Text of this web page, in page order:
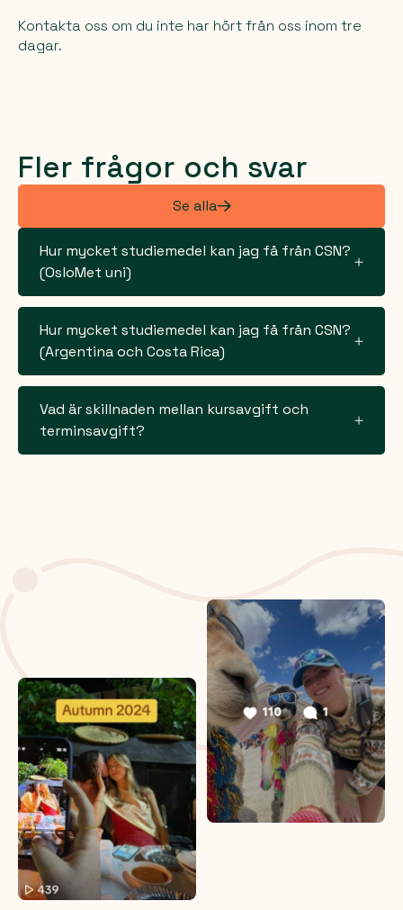
Kontakta oss om du inte har hört från oss inom tre
dagar.
Fler frågor och svar
Se alla
Hur mycket studiemedel kan jag få från CSN?
(OsloMet uni)
Hur mycket studiemedel kan jag få från CSN?
(Argentina och Costa Rica)
Vad är skillnaden mellan kursavgift och
terminsavgift?